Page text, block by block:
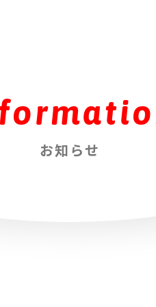
お知らせ